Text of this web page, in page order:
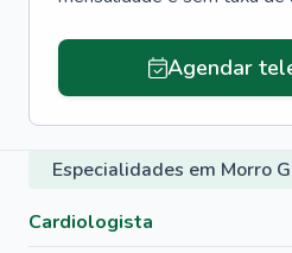
Agendar
Especialidades em Morro
Cardiologista